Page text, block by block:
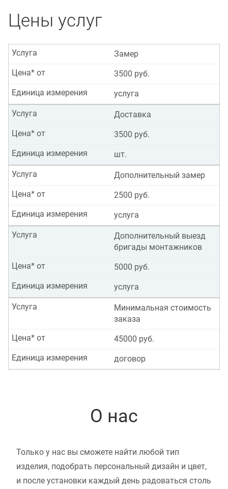
Цены услуг
Замер
Услуга
3500 руб.
Цена* от
услуга
Единица измерения
Доставка
Услуга
3500 руб.
Цена* от
шт.
Единица измерения
Дополнительный замер
Услуга
2500 руб.
Цена* от
услуга
Единица измерения
Дополнительный выезд
бригады монтажников
Услуга
5000 руб.
Цена* от
услуга
Единица измерения
Минимальная стоимость
заказа
Услуга
45000 руб.
Цена* от
договор
Единица измерения
О нас
Только у нас вы сможете найти любой тип
изделия, подобрать персональный дизайн и цвет,
и после установки каждый день радоваться столь